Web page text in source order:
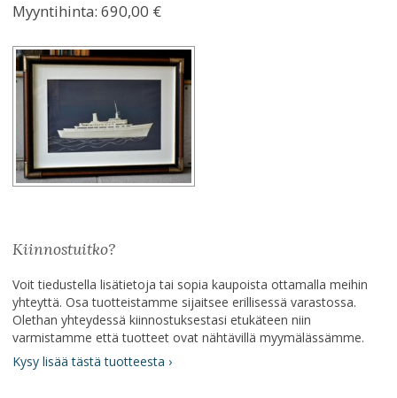
Myyntihinta: 690,00 €
Kiinnostuitko?
Voit tiedustella lisätietoja tai sopia kaupoista ottamalla meihin
yhteyttä. Osa tuotteistamme sijaitsee erillisessä varastossa.
Olethan yhteydessä kiinnostuksestasi etukäteen niin
varmistamme että tuotteet ovat nähtävillä myymälässämme.
Kysy lisää tästä tuotteesta ›